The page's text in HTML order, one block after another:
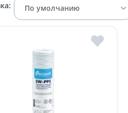
По умолчанию